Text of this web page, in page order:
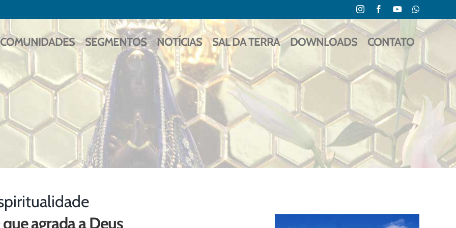
InstagramFacebookYouTubeWhatsApp
COMUNIDADES SEGMENTOS NOTÍCIAS SAL DA TERRA DOWNLOADS CONTATO
agrada a Deus